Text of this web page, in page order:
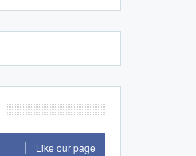
Like our page